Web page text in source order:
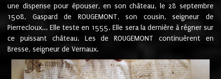
une dispense pour épouser, en son château, le 28 septembre
1508, Gaspard de ROUGEMONT, son cousin, seigneur de
Pierrecloux... Elle teste en 1555. Elle sera la dernière à régner sur
ce puissant château. Les de ROUGEMONT continuèrent en
Bresse, seigneur de Vernaux.